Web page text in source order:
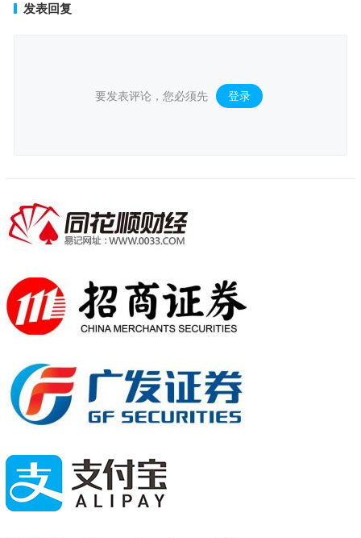
发表回复
要发表评论，您必须先 登录 。